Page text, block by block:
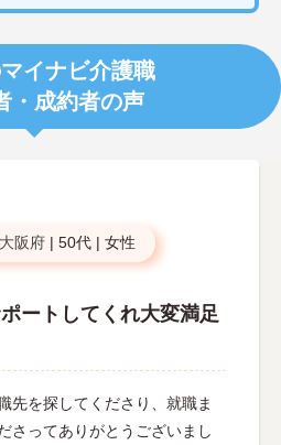
イナビ介護職
・成約者の声
大阪府 | 50代 | 女性
ートしてくれ大変満足
先を探してくださり、就職ま
さってありがとうございまし